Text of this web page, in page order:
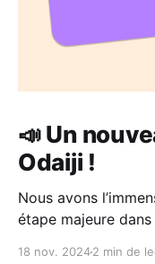
📣 Un
Odaiji !
Nous avons
étape majeure dans
18 nov. 20242 min de